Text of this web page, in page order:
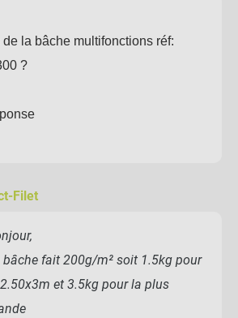
la bâche multifonctions réf:
?
Filet
bâche fait 200g/m² soit 1.5kg pour
et 3.5kg pour la plus